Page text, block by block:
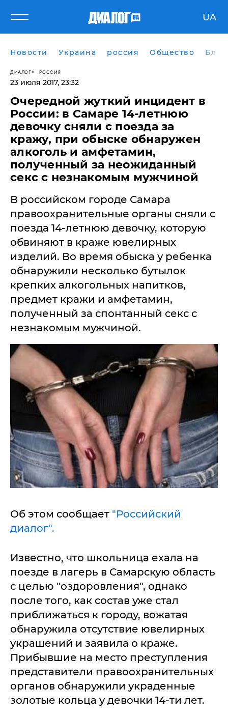
UA
Новости Украина россия Общество
ДИАЛОГ РОССИЯ
23 июля 2017, 23:32
Очередной жуткий инцидент в
России: в Самаре 14-летнюю
девочку сняли с поезда за
кражу, при обыске обнаружен
алкоголь и амфетамин,
полученный за неожиданный
секс с незнакомым мужчиной
В российском городе Самара
правоохранительные органы сняли с
поезда 14-летнюю девочку, которую
обвиняют в краже ювелирных
изделий. Во время обыска у ребенка
обнаружили несколько бутылок
крепких алкогольных напитков,
предмет кражи и амфетамин,
полученный за спонтанный секс с
незнакомым мужчиной.
Об этом сообщает "Российский
диалог".
Известно, что школьница ехала на
поезде в лагерь в Самарскую область
с целью "оздоровления", однако
после того, как состав уже стал
приближаться к городу, вожатая
обнаружила отсутствие ювелирных
украшений и заявила о краже.
Прибывшие на место преступления
представители правоохранительных
органов обнаружили украденные
золотые кольца у девочки 14-ти лет.